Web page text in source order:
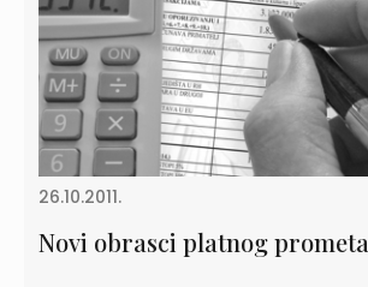
26.10.2011.
Novi obrasci platnog prometa